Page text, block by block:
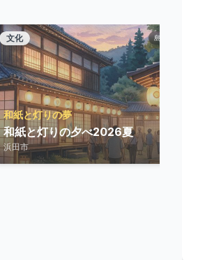
文化 島根県
和紙と灯りの夢
和紙と灯りの夕べ2026夏
浜田市